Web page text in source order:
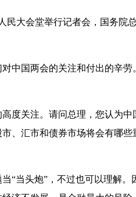
会堂举行记者会，国务院
国两会的关注和付出的辛劳
关注。请问总理，您认为中
、汇市和债券市场将会有哪
当头炮”，不过也可以理解。